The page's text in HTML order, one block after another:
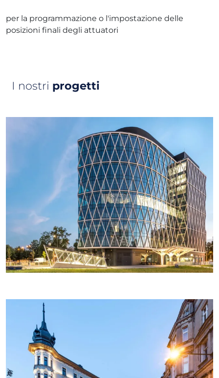
per la programmazione o l'impostazione delle
posizioni finali degli attuatori
I nostri progetti